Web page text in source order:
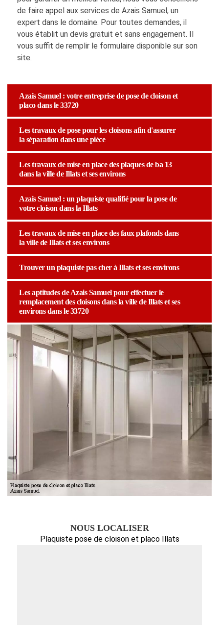
de faire appel aux services de Azais Samuel, un
expert dans le domaine. Pour toutes demandes, il
vous établit un devis gratuit et sans engagement. Il
vous suffit de remplir le formulaire disponible sur son
site.
Azais Samuel : votre entreprise de pose de cloison et
placo dans le 33720
Les travaux de pose pour les cloisons afin d'assurer
la séparation dans une pièce
Les travaux de mise en place des plaques de ba 13
dans la ville de Illats et ses environs
Azais Samuel : un plaquiste qualifié pour la pose de
votre cloison dans la Illats
Les travaux de mise en place des faux plafonds dans
la ville de Illats et ses environs
Trouver un plaquiste pas cher à Illats et ses environs
Les aptitudes de Azais Samuel pour effectuer le
remplacement des cloisons dans la ville de Illats et ses
environs dans le 33720
NOUS LOCALISER
Plaquiste pose de cloison et placo Illats